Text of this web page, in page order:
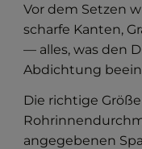
Vor dem Setzen
scharfe Kanten,
— alles, was den
Abdichtung
Die richtige
angegebenen